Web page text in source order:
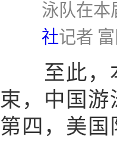
泳队在本
社记者
至此，本
束，中国游
第四，美国